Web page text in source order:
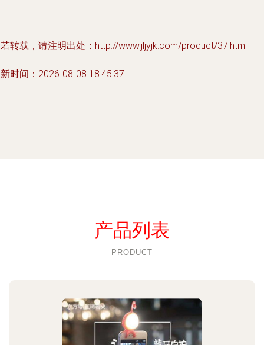
转载，请注明出处：http://www.jljyjk.com/product/37.html
时间：2026-08-08 18:45:37
产品列表
PRODUCT